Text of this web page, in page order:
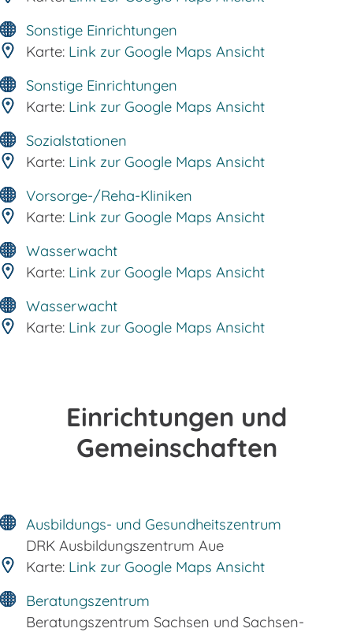
Sonstige Einrichtungen
Karte: Link zur Google Maps Ansicht
Sonstige Einrichtungen
Karte: Link zur Google Maps Ansicht
Sozialstationen
Karte: Link zur Google Maps Ansicht
Vorsorge-/Reha-Kliniken
Karte: Link zur Google Maps Ansicht
Wasserwacht
Karte: Link zur Google Maps Ansicht
Wasserwacht
Karte: Link zur Google Maps Ansicht
Einrichtungen und
Gemeinschaften
Ausbildungs- und Gesundheitszentrum
DRK Ausbildungszentrum Aue
Karte: Link zur Google Maps Ansicht
Beratungszentrum
Beratungszentrum Sachsen und Sachsen-